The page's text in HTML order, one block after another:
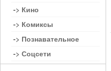
-> Кино
-> Комиксы
-> Познавательное
-> Соцсети